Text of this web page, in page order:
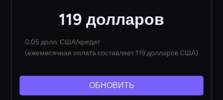
119 долларов
0,05 долл. США/кредит
(ежемесячная оплата составляет 119 долларов США)
ОБНОВИТЬ